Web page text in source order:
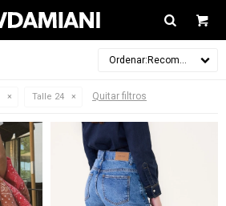
Recomendados
Talle 24 Quitar filtros